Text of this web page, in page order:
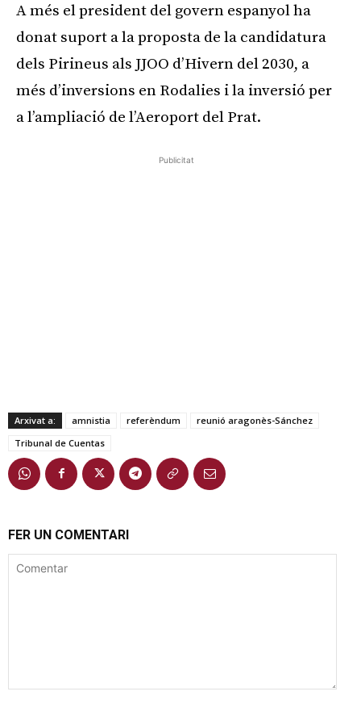
A més el president del govern espanyol ha
donat suport a la proposta de la candidatura
dels Pirineus als JJOO d’Hivern del 2030, a
més d’inversions en Rodalies i la inversió per
a l’ampliació de l’Aeroport del Prat.
Publicitat
Arxivat a: amnistia referèndum
reunió aragonès-Sánchez
Tribunal de Cuentas
FER UN COMENTARI